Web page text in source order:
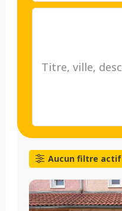
Aucun filtre actif